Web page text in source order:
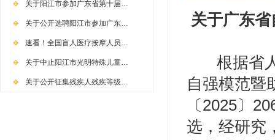
关于广东
根据省人
自强模范暨
〔2025〕
选，经研究
关于阳江市参加广东省第十届…
关于公开选聘阳江市参加广东…
速看！全国盲人医疗按摩人员…
关于中止阳江市光明特殊儿童…
关于公开征集残疾人残疾等级…